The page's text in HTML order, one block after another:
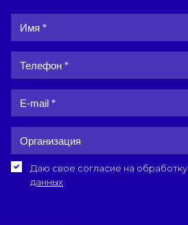
Даю свое согласие на обработку
данных